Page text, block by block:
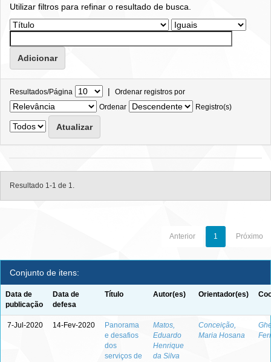
Utilizar filtros para refinar o resultado de busca.
Resultados/Página | Ordenar registros por
Ordenar
Registro(s)
Resultado 1-1 de 1.
Anterior 1 Próximo
Conjunto de itens:
Data de
publicação
Data de
defesa
Título Autor(es) Orientador(es)
7-Jul-2020 14-Fev-2020
Panorama
e desafios
dos
serviços de
Matos,
Eduardo
Henrique
da Silva
Conceição,
Maria Hosana